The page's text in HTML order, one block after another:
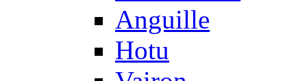
Anguille
Hotu